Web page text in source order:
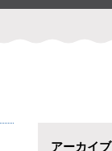
アーカイブ